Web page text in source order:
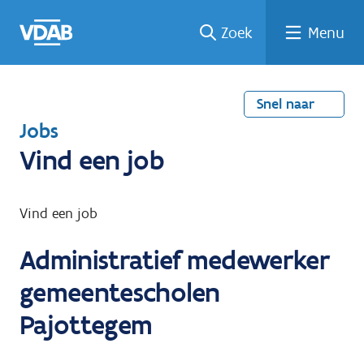
naar
een
een
job
naar
Zoek Menu
Snel naar
T
e
u
n
a
a
r
Jobs
Vind een job
Vind een job
Administratief medewerker
gemeentescholen
Pajottegem